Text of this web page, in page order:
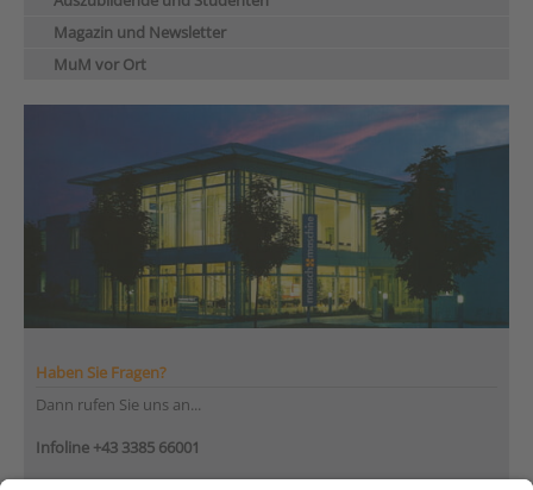
Magazin und Newsletter
MuM vor Ort
Haben Sie Fragen?
Dann rufen Sie uns an...
Infoline +43 3385 66001